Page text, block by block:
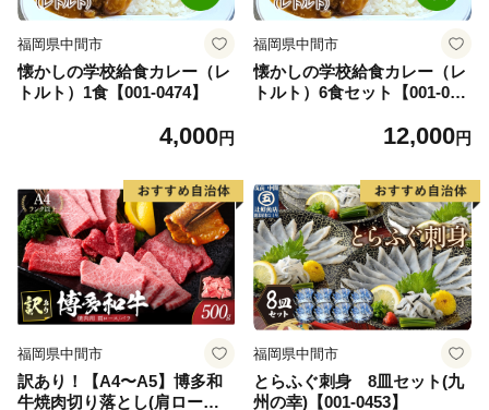
福岡県中間市
懐かしの学校給食カレー（レ
トルト）1食【001-0474】
4,000円
福岡県中間市
懐かしの学校給食カレー（レ
トルト）6食セット【001-047
12,000円
福岡県中間市
訳あり！【A4〜A5】博多和
牛焼肉切り落とし(肩ロー
福岡県中間市
とらふぐ刺身 8皿セット(九
州の幸)【001-0453】